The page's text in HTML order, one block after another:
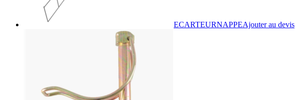
ECARTEURNAPPEAjouter au devis